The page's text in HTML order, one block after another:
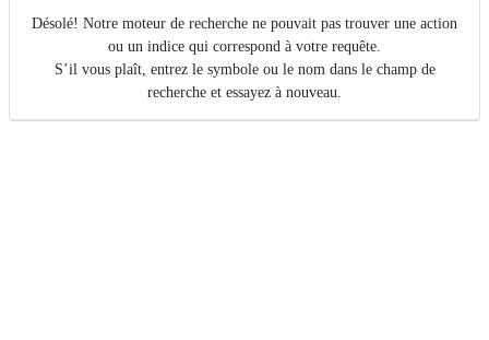
Désolé! Notre moteur de recherche ne pouvait pas trouver une action
ou un indice qui correspond à votre requête.
S’il vous plaît, entrez le symbole ou le nom dans le champ de
recherche et essayez à nouveau.